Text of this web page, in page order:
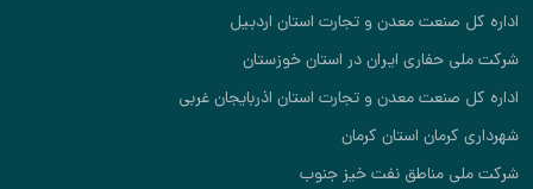
اداره کل صنعت معدن و تجارت استان اردبیل
شرکت ملی حفاری ایران در استان خوزستان
اداره کل صنعت معدن و تجارت استان اذربایجان غربی
شهرداری کرمان استان کرمان
شرکت ملی مناطق نفت خیز جنوب